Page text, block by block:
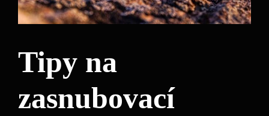
Tipy na
zasnubovací